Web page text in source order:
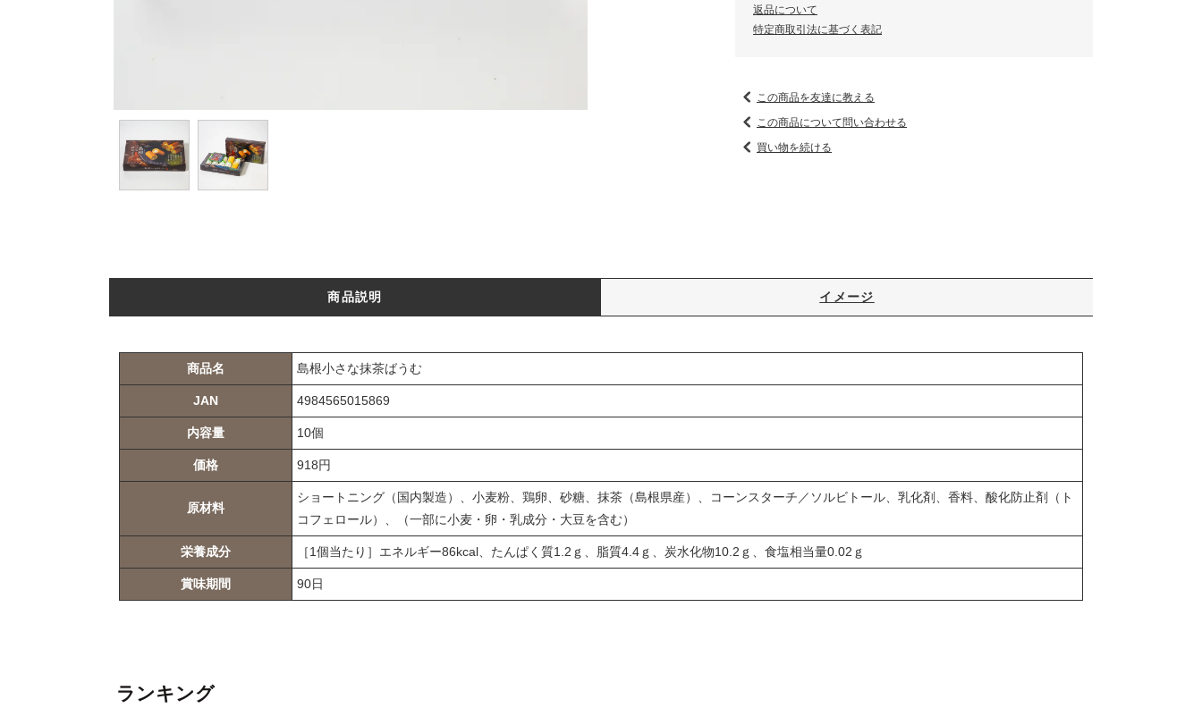
返品について
特定商取引法に基づく表記
この商品を友達に教える
この商品について問い合わせる
買い物を続ける
商品説明 イメージ
商品名 島根小さな抹茶ばうむ
JAN 4984565015869
内容量 10個
価格 918円
原材料
ショートニング（国内製造）、小麦粉、鶏卵、砂糖、抹茶（島根県産）、コーンスターチ／ソルビトール、乳化剤、香料、酸化防止剤（ト
コフェロール）、（一部に小麦・卵・乳成分・大豆を含む）
栄養成分 ［1個当たり］エネルギー86kcal、たんぱく質1.2ｇ、脂質4.4ｇ、炭水化物10.2ｇ、食塩相当量0.02ｇ
賞味期間 90日
ランキング